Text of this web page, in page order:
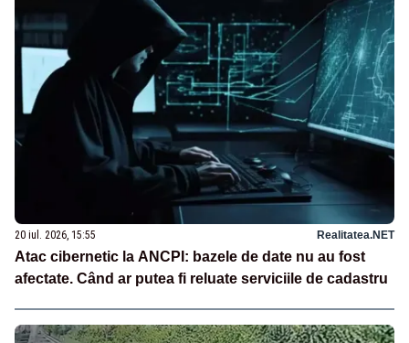
20 iul. 2026, 15:55 Realitatea.NET
Atac cibernetic la ANCPI: bazele de date nu au fost
afectate. Când ar putea fi reluate serviciile de cadastru